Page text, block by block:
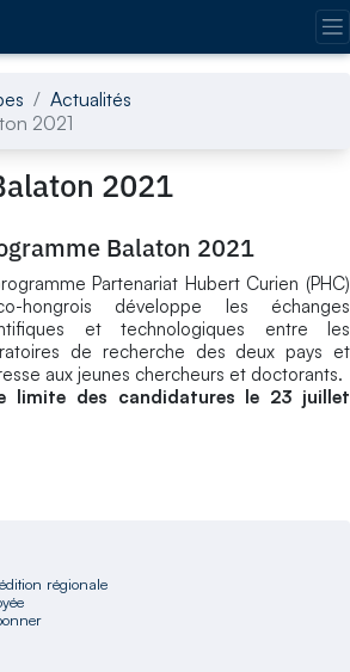
Actualités
2021
2021
Balaton 2021
Partenariat Hubert Curien (PHC)
hongrois développe les échanges
et technologiques entre les
de recherche des deux pays et
aux jeunes chercheurs et doctorants.
limite des candidatures le 23 juillet
régionale